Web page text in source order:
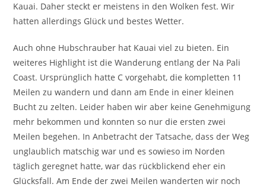
Kauai. Daher steckt er meistens in den Wolken fest. Wir
hatten allerdings Glück und bestes Wetter.
Auch ohne Hubschrauber hat Kauai viel zu bieten. Ein
weiteres Highlight ist die Wanderung entlang der Na Pali
Coast. Ursprünglich hatte C vorgehabt, die kompletten 11
Meilen zu wandern und dann am Ende in einer kleinen
Bucht zu zelten. Leider haben wir aber keine Genehmigung
mehr bekommen und konnten so nur die ersten zwei
Meilen begehen. In Anbetracht der Tatsache, dass der Weg
unglaublich matschig war und es sowieso im Norden
täglich geregnet hatte, war das rückblickend eher ein
Glücksfall. Am Ende der zwei Meilen wanderten wir noch